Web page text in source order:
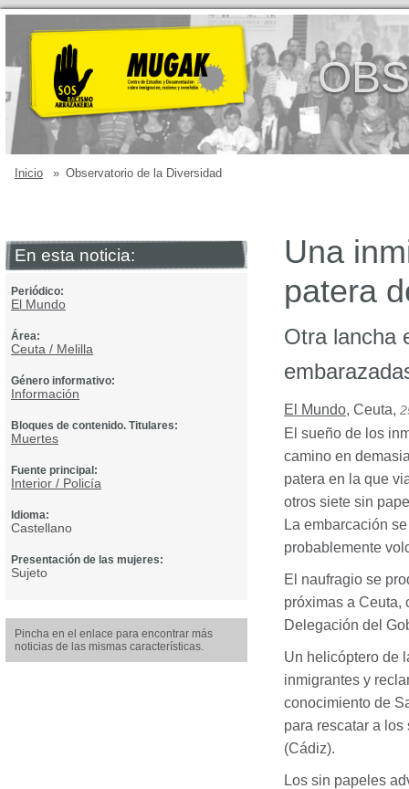
Inicio » Observatorio de la Diversidad
En esta noticia:
Periódico:
El Mundo
Área:
Ceuta / Melilla
Género informativo:
Información
Bloques de contenido. Titulares:
Muertes
Fuente principal:
Interior / Policía
Idioma:
Castellano
Presentación de las mujeres:
Sujeto
Pincha en el enlace para encontrar más
noticias de las mismas características.
Una
patera
Otra lancha
El Mundo, Ceuta,
El sueño de los
camino en
patera en la que
otros siete sin
La embarcación
probablemente
El naufragio se
próximas a Ceuta,
Delegación del
Un helicóptero de
inmigrantes y
conocimiento de
para rescatar a
(Cádiz).
Los sin papeles